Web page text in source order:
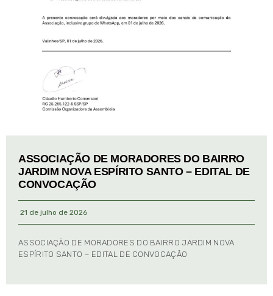
ASSOCIAÇÃO DE MORADORES DO BAIRRO
JARDIM NOVA ESPÍRITO SANTO – EDITAL DE
CONVOCAÇÃO
21 de julho de 2026
ASSOCIAÇÃO DE MORADORES DO BAIRRO JARDIM NOVA
ESPÍRITO SANTO – EDITAL DE CONVOCAÇÃO